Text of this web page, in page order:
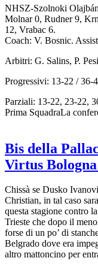
NHSZ-Szolnoki
Molnar 0, Rudner 9,
12, Vrabac 6.
Coach: V. Bosnic.
Arbitri: G. Salins, P.
Progressivi: 13-22 / 36-
Parziali: 13-22, 23-22,
Prima SquadraLa
Bis della
Virtus
Chissà se Dusko
Christian, in tal caso
questa stagione contro
Trieste che dopo il
forse di un po’ di
Belgrado dove era
altro mattoncino per